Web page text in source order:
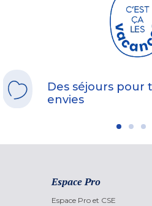
Des séjours pour
envies
Espace Pro
Espace Pro et CSE